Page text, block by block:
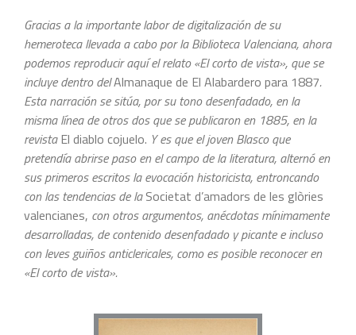
Gracias a la importante labor de digitalización de su
hemeroteca llevada a cabo por la Biblioteca Valenciana, ahora
podemos reproducir aquí el relato «El corto de vista», que se
incluye dentro delAlmanaque de El Alabardero para 1887.
Esta narración se sitúa, por su tono desenfadado, en la
misma línea de otros dos que se publicaron en 1885, en la
revistaEl diablo cojuelo. Y es que el joven Blasco que
pretendía abrirse paso en el campo de la literatura, alternó en
sus primeros escritos la evocación historicista, entroncando
con las tendencias de laSocietat d’amadors de les glòries
valencianes, con otros argumentos, anécdotas mínimamente
desarrolladas, de contenido desenfadado y picante e incluso
con leves guiños anticlericales, como es posible reconocer en
«El corto de vista».